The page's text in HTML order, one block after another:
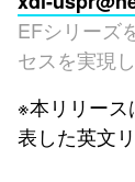
EFシリーズ
セスを実現
※本リリー
表した英文